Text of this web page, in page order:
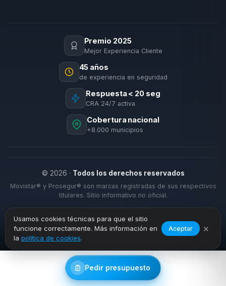
Pedir presupuesto
Usamos cookies técnicas para que el sitio
funcione correctamente. Más información en
la política de cookies.
Aceptar ×
Premio 2025
Mejor Experiencia Cliente
45 años
de experiencia en seguridad
Respuesta < 20 seg
CRA 24/7 activa
Cobertura nacional
+8.000 municipios
© 2026 · Todos los derechos reservados
Movistar® y Prosegur® son marcas registradas de sus respectivos
titulares. Sitio informativo no oficial.
Inicio › Alarmas Negocio › Benamejí